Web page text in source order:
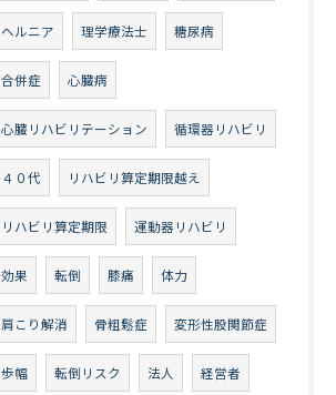
ヘルニア 理学療法士 糖尿病
合併症 心臓病
心臓リハビリテーション 循環器リハビリ
４０代 リハビリ算定期限越え
リハビリ算定期限 運動器リハビリ
効果 転倒 膝痛 体力
肩こり解消 骨粗鬆症 変形性股関節症
歩幅 転倒リスク 法人 経営者